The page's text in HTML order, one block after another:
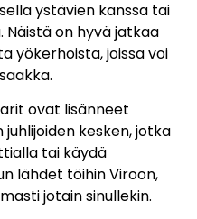
ystävien kanssa tai
Näistä on hyvä jatkaa
yökerhoista, joissa voi
ovat lisänneet
kesken, jotka
tai käydä
lähdet töihin Viroon,
jotain sinullekin.